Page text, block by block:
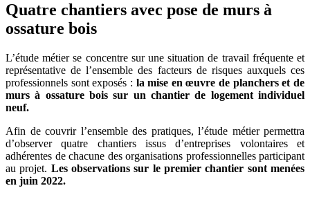
Quatre chantiers avec pose de murs à
ossature bois
L’étude métier se concentre sur une situation de travail fréquente et
représentative de l’ensemble des facteurs de risques auxquels ces
professionnels sont exposés : la mise en œuvre de planchers et de
murs à ossature bois sur un chantier de logement individuel
neuf.
Afin de couvrir l’ensemble des pratiques, l’étude métier permettra
d’observer quatre chantiers issus d’entreprises volontaires et
adhérentes de chacune des organisations professionnelles participant
au projet. Les observations sur le premier chantier sont menées
en juin 2022.